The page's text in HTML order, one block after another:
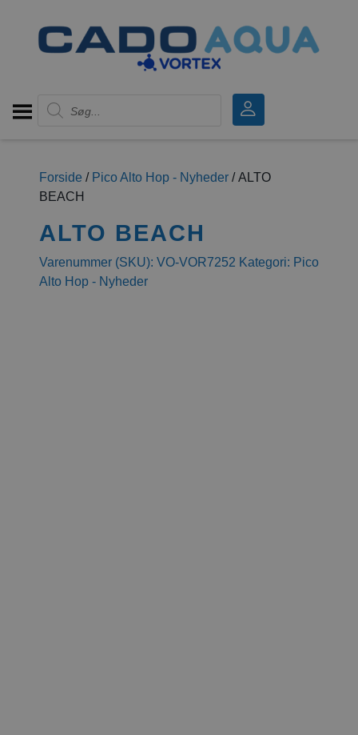
Products search
Forside / Pico Alto Hop - Nyheder / ALTO
BEACH
ALTO BEACH
Varenummer (SKU): VO-VOR7252 Kategori: Pico
Alto Hop - Nyheder